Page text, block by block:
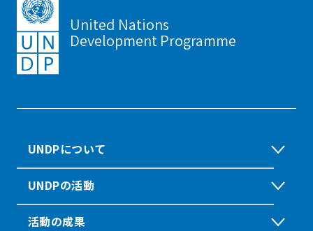
United Nations
Development Programme
UNDPについて
UNDPの活動
活動の成果